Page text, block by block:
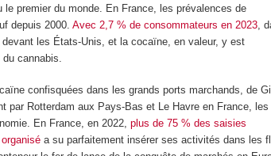
premier du monde. En France, les prévalences de
depuis 2000.Avec 2,7 % de consommateurs en 2023 ,
les États-Unis, et la cocaïne, en valeur, y est
cannabis.
confisquées dans les grands ports marchands, de
par Rotterdam aux Pays-Bas et Le Havre en France, les
En France, en 2022,plus de 75 % des saisies
a su parfaitement insérer ses activités dans les